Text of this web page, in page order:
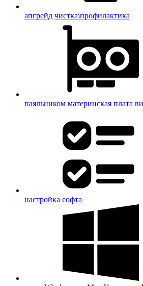
апгрейд чистка\профилактика
паяльником материнская плата
настройка софта